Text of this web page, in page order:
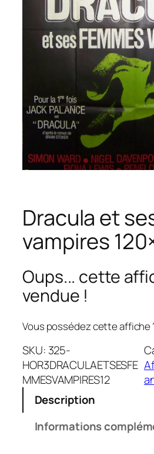
Dracula et
vampires
Oups... cette
vendue !
Vous possédez cette affiche
SKU: 325-
HOR3DRACULAETSESFE
MMESVAMPIRES12
Description
Informations